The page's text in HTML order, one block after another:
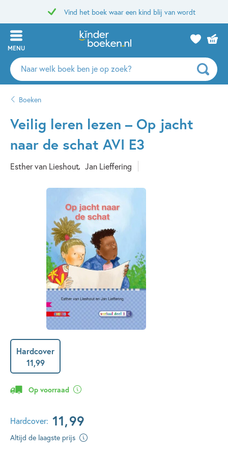
Vind het boek waar een kind blij van wordt
MENU
Zoeken
naar
auteurs
uitgevers
Boeken
Veilig leren lezen – Op jacht
naar de schat AVI E3
Esther van Lieshout Jan Lieffering
Hardcover
11,99
Op voorraad
Hardcover: 11,99
Altijd de laagste prijs